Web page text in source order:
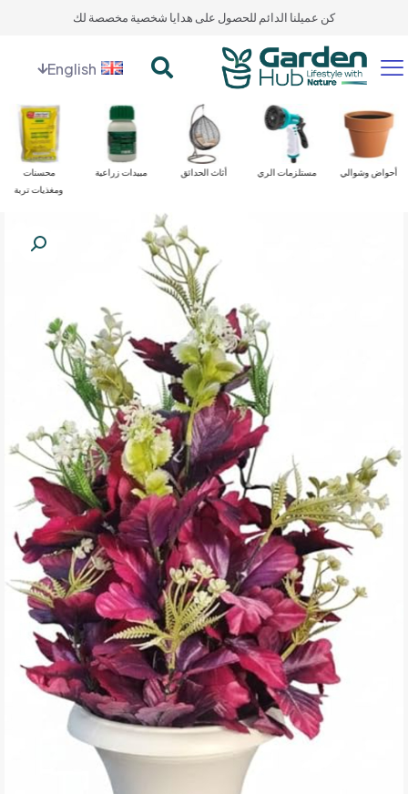
كن عميلنا الدائم للحصول على هدايا شخصية مخصصة لك
English
محسنات
ومغذيات تربة
مبيدات زراعية أثاث الحدائق مستلزمات الري أحواض وشوالي